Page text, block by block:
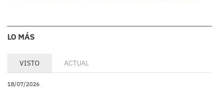
LO MÁS
VISTO ACTUAL
18/07/2026